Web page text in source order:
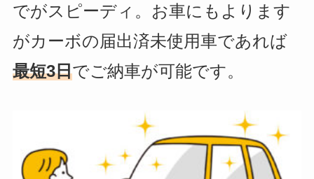
でがスピーディ。お車にもよります
がカーボの届出済未使用車であれば
最短3日でご納車が可能です。